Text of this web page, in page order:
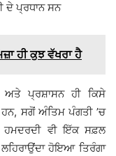
ਦੇ ਪ੍ਰਧਾਨ ਸਨ
ਹੀ ਕੁਝ ਵੱਖਰਾ ਹੈ
ਅਤੇ ਪ੍ਰਸ਼ਾਸਨ ਹੀ ਕਿਸੇ
ਸਗੋਂ ਅੰਤਿਮ ਪੰਗਤੀ ’ਚ
ਵੀ ਇੱਕ ਸਫ਼ਲ
ਹੋਇਆ ਤਿਰੰਗਾ